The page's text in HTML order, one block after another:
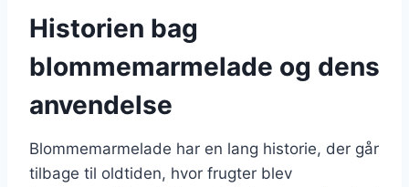
Historien bag
blommemarmelade og dens
anvendelse
Blommemarmelade har en lang historie, der går
tilbage til oldtiden, hvor frugter blev